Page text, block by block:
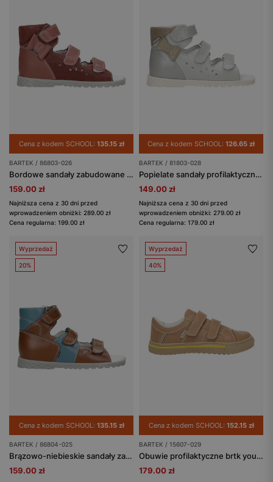
Cena z kodem SCHOOL: 135.15 zł
BARTEK / 86803-026
Bordowe sandały zabudowane BARTEK 86803-026
159.00 zł
Najniższa cena z 30 dni przed
wprowadzeniem obniżki: 289.00 zł
Cena regularna: 199.00 zł
Cena z kodem SCHOOL: 126.65 zł
BARTEK / 81803-028
Popielate sandały profilaktyczne BARTEK 81803-028
149.00 zł
Najniższa cena z 30 dni przed
wprowadzeniem obniżki: 279.00 zł
Cena regularna: 179.00 zł
Wyprzedaż
20%
Cena z kodem SCHOOL: 135.15 zł
BARTEK / 86804-025
Brązowo-niebieskie sandały zabudowane z łączonych skór BARTEK 86804-025
159.00 zł
Wyprzedaż
40%
Cena z kodem SCHOOL: 152.15 zł
BARTEK / 15607-029
Obuwie profilaktyczne brtk young BARTEK 15607-029, beżowy
179.00 zł